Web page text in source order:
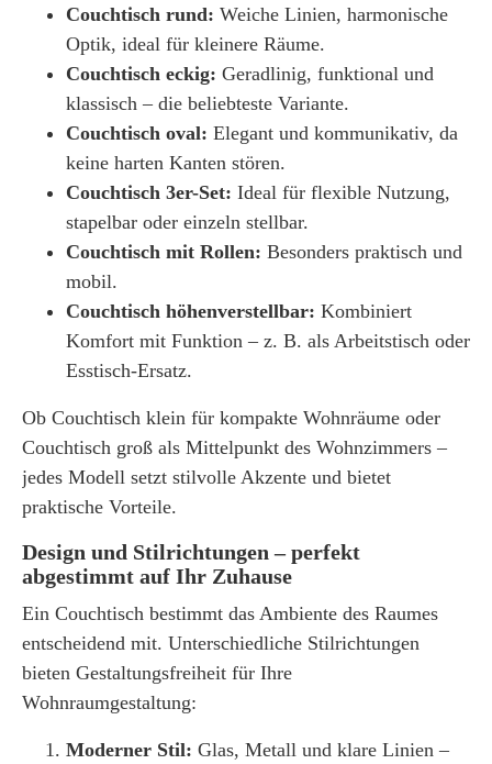
Couchtisch rund: Weiche Linien, harmonische
Optik, ideal für kleinere Räume.
Couchtisch eckig: Geradlinig, funktional und
klassisch – die beliebteste Variante.
Couchtisch oval: Elegant und kommunikativ, da
keine harten Kanten stören.
Couchtisch 3er-Set: Ideal für flexible Nutzung,
stapelbar oder einzeln stellbar.
Couchtisch mit Rollen: Besonders praktisch und
mobil.
Couchtisch höhenverstellbar: Kombiniert
Komfort mit Funktion – z. B. als Arbeitstisch oder
Esstisch-Ersatz.
Ob Couchtisch klein für kompakte Wohnräume oder
Couchtisch groß als Mittelpunkt des Wohnzimmers –
jedes Modell setzt stilvolle Akzente und bietet
praktische Vorteile.
Design und Stilrichtungen – perfekt
abgestimmt auf Ihr Zuhause
Ein Couchtisch bestimmt das Ambiente des Raumes
entscheidend mit. Unterschiedliche Stilrichtungen
bieten Gestaltungsfreiheit für Ihre
Wohnraumgestaltung:
Moderner Stil: Glas, Metall und klare Linien –